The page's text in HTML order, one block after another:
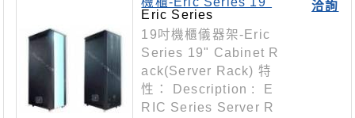
洽詢
Cabinet Rack(Server
Rack)
Eric Series
19吋機櫃儀器架-Eric
Series 19" Cabinet R
ack(Server Rack) 特
性： Description : E
RIC Series Server R